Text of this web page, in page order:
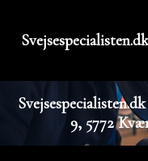
9, 5772